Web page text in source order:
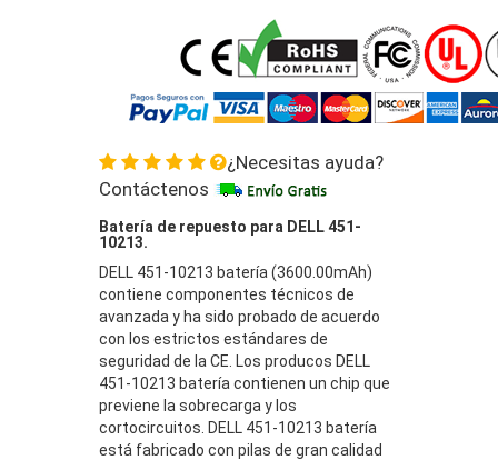
¿Necesitas ayuda?
Contáctenos
Batería de repuesto para DELL 451-
10213.
DELL 451-10213 batería (3600.00mAh)
contiene componentes técnicos de
avanzada y ha sido probado de acuerdo
con los estrictos estándares de
seguridad de la CE. Los producos DELL
451-10213 batería contienen un chip que
previene la sobrecarga y los
cortocircuitos. DELL 451-10213 batería
está fabricado con pilas de gran calidad